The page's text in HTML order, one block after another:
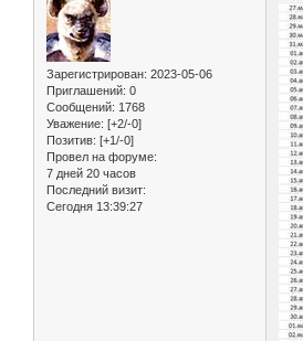
Зарегистрирован: 2023-05-06
Приглашений: 0
Сообщений: 1768
Уважение: [+2/-0]
Позитив: [+1/-0]
Провел на форуме:
7 дней 20 часов
Последний визит:
Сегодня 13:39:27